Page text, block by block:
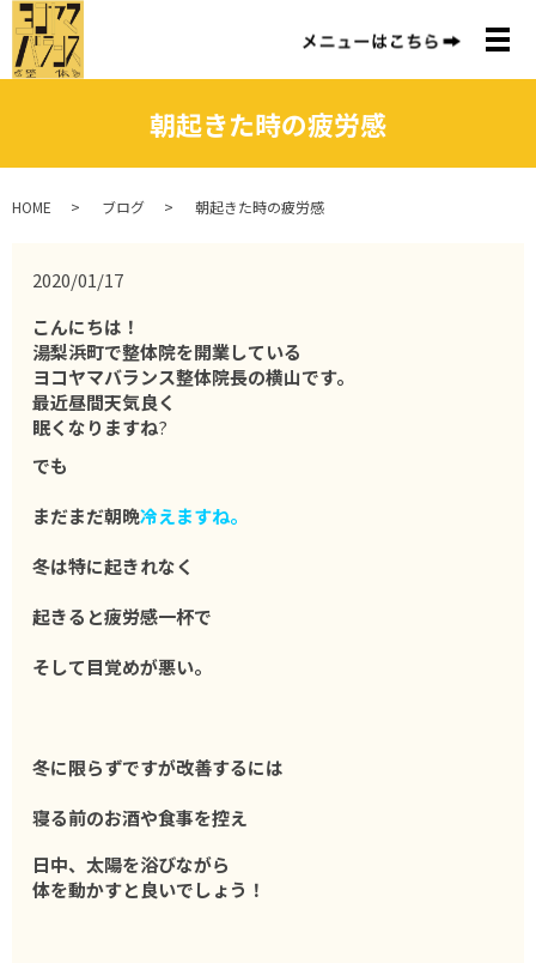
メ
朝起きた時の疲労感
HOME ブログ 朝起きた時の疲労感
2020/01/17
こんにちは！
湯梨浜町で整体院を開業している
ヨコヤマバランス整体院長の横山です。
最近昼間天気良く
眠くなりますね?
でも
まだまだ朝晩冷えますね。
冬は特に起きれなく
起きると疲労感一杯で
そして目覚めが悪い。
冬に限らずですが改善するには
寝る前のお酒や食事を控え
日中、太陽を浴びながら
体を動かすと 良いでしょう！